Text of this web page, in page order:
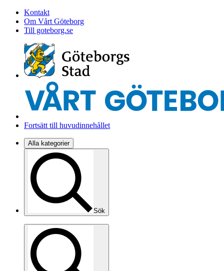
Kontakt
Om Vårt Göteborg
Till goteborg.se
Fortsätt till huvudinnehållet
Alla kategorier
Sök